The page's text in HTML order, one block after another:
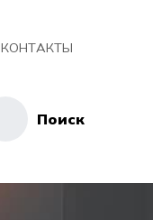
КОНТАКТЫ
Поиск